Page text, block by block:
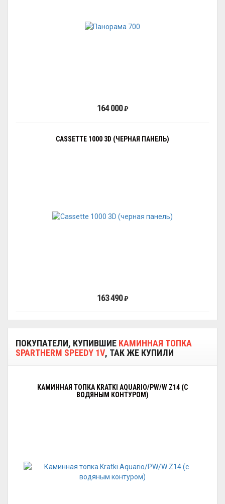
164 000₽
CASSETTE 1000 3D (ЧЕРНАЯ ПАНЕЛЬ)
163 490₽
ПОКУПАТЕЛИ, КУПИВШИЕ КАМИННАЯ ТОПКА
SPARTHERM SPEEDY 1V, ТАК ЖЕ КУПИЛИ
КАМИННАЯ ТОПКА KRATKI AQUARIO/PW/W Z14 (С
ВОДЯНЫМ КОНТУРОМ)